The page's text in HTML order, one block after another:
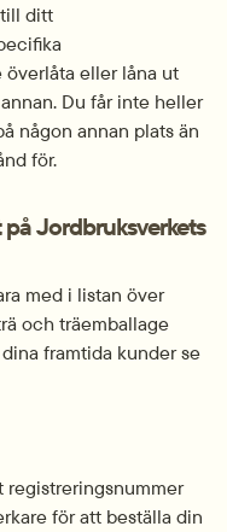
ditt
överlåta eller låna ut
Du får inte heller
någon annan plats än
för.
Jordbruksverkets
med i listan över
och träemballage
framtida kunder se
registreringsnummer
för att beställa din